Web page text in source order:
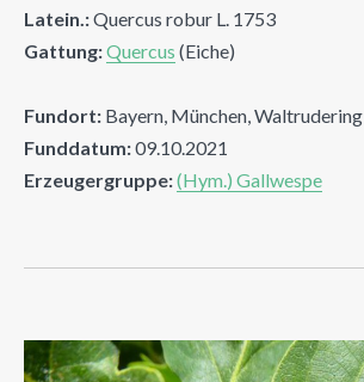
Latein.:Quercus robur L. 1753
Gattung:Quercus (Eiche)
Fundort: Bayern, München, Waltrudering
Funddatum:09.10.2021
Erzeugergruppe:(Hym.) Gallwespe